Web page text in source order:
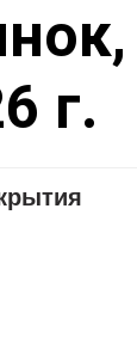
г.